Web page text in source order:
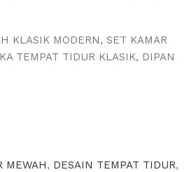
KLASIK MODERN, SET KAMAR
TEMPAT TIDUR KLASIK, DIPAN
MEWAH, DESAIN TEMPAT TIDUR,